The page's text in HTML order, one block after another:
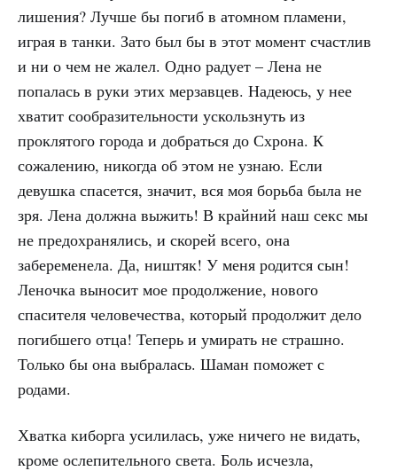
лишения? Лучше бы погиб в атомном пламени,
играя в танки. Зато был бы в этот момент счастлив
и ни о чем не жалел. Одно радует – Лена не
попалась в руки этих мерзавцев. Надеюсь, у нее
хватит сообразительности ускользнуть из
проклятого города и добраться до Схрона. К
сожалению, никогда об этом не узнаю. Если
девушка спасется, значит, вся моя борьба была не
зря. Лена должна выжить! В крайний наш секс мы
не предохранялись, и скорей всего, она
забеременела. Да, ништяк! У меня родится сын!
Леночка выносит мое продолжение, нового
спасителя человечества, который продолжит дело
погибшего отца! Теперь и умирать не страшно.
Только бы она выбралась. Шаман поможет с
родами.
Хватка киборга усилилась, уже ничего не видать,
кроме ослепительного света. Боль исчезла,